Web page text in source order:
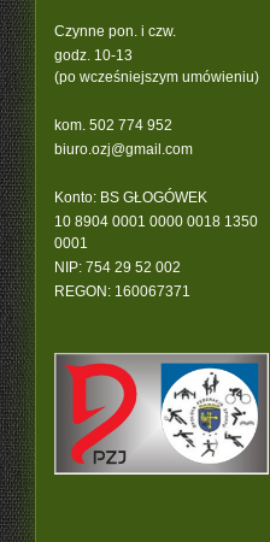
Czynne pon. i czw.
godz. 10-13
(po wcześniejszym umówieniu)
kom. 502 774 952
biuro.ozj@gmail.com
Konto: BS GŁOGÓWEK
10 8904 0001 0000 0018 1350
0001
NIP: 754 29 52 002
REGON: 160067371